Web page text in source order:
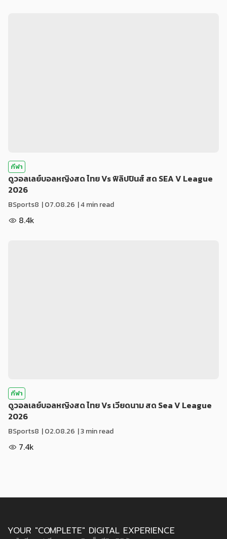
กีฬา
ดูวอลเลย์บอลหญิงสด ไทย Vs ฟิลิปปินส์ สด SEA V League
2026
BSports8 |07.08.26 | 4 min read
8.4k
กีฬา
ดูวอลเลย์บอลหญิงสด ไทย Vs เวียดนาม สด Sea V League
2026
BSports8 |02.08.26 | 3 min read
7.4k
YOUR "COMPLETE" DIGITAL EXPERIENCE